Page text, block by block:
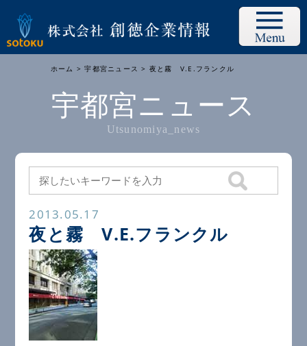
ホーム >宇都宮ニュース > 夜と霧 V.E.フランクル
宇都宮ニュース
Utsunomiya_news
2013.05.17
夜と霧 V.E.フランクル